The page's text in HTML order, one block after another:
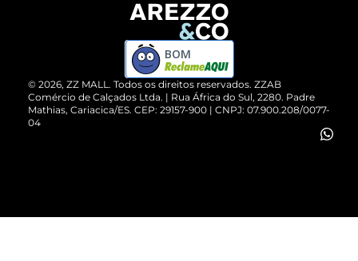
ZZ MALL é confiável
Cartão Presente
Vendas Corporativas
Devolução do Produto
Compre pelo WhatsApp
© 2026, ZZ MALL. Todos os direitos reservados. ZZAB
Comércio de Calçados Ltda. | Rua África do Sul, 2280. Padre
Mathias, Cariacica/ES. CEP: 29157-900 | CNPJ: 07.900.208/0077-
04
BOM